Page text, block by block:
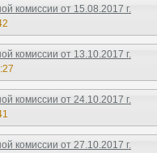
комиссии от 15.08.2017 г.
комиссии от 13.10.2017 г.
комиссии от 24.10.2017 г.
комиссии от 27.10.2017 г.